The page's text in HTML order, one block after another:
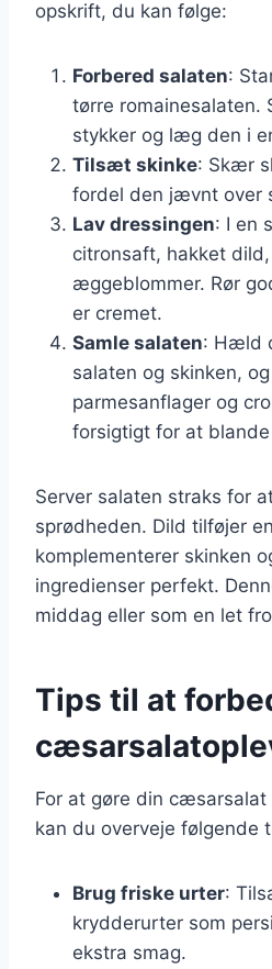
opskrift, du kan følge:
Forbered salaten:
tørre romainesalaten.
stykker og læg den i
Tilsæt skinke: Skær
fordel den jævnt over
Lav dressingen: I en
citronsaft, hakket
æggeblommer. Rør
er cremet.
Samle salaten: Hæld
salaten og skinken,
parmesanflager og
forsigtigt for at
Server salaten straks for
sprødheden. Dild tilføjer
komplementerer skinken
ingredienser perfekt.
middag eller som en let
Tips til at
For at gøre din
kan du overveje følgende
Brug friske urter:
krydderurter som
ekstra smag.